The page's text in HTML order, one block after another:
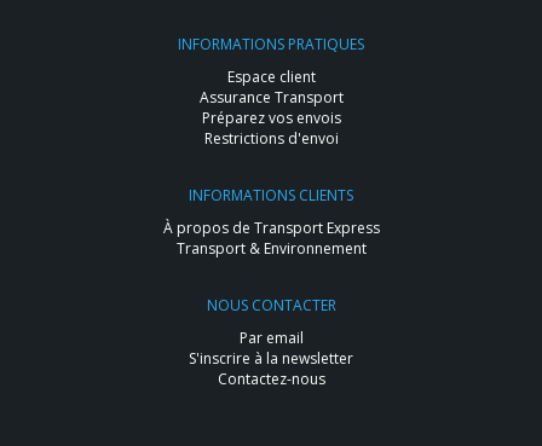
INFORMATIONS PRATIQUES
Espace client
Assurance Transport
Préparez vos envois
Restrictions d'envoi
INFORMATIONS CLIENTS
À propos de Transport Express
Transport & Environnement
NOUS CONTACTER
Par email
S'inscrire à la newsletter
Contactez-nous